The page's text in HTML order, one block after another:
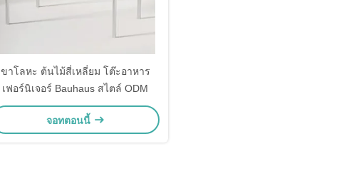
ขาโลหะ ต้นไม้สี่เหลี่ยม โต๊ะอาหาร
เฟอร์นิเจอร์ Bauhaus สไตล์ ODM
จอทตอนนี้